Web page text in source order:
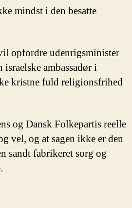
mindst i den besatte
opfordre udenrigsminister
ambassadør i
kristne fuld religionsfrihed
og Dansk Folkepartis reelle
vel, og at sagen ikke er den
sandt fabrikeret sorg og